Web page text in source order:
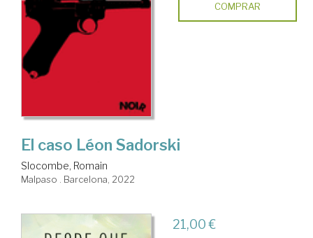
COMPRAR
El caso Léon Sadorski
Slocombe, Romain
Malpaso . Barcelona, 2022
21,00 €